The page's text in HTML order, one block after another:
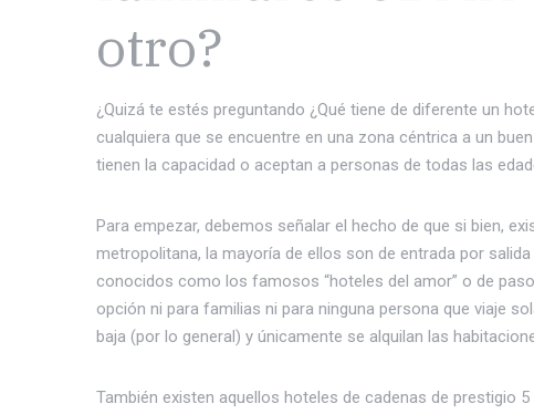
otro?
¿Quizá te estés preguntando ¿Qué tiene de diferente un
cualquiera que se encuentre en una zona céntrica a un
tienen la capacidad o aceptan a personas de todas las
Para empezar, debemos señalar el hecho de que si bien,
metropolitana, la mayoría de ellos son de entrada por
conocidos como los famosos “hoteles del amor” o de
opción ni para familias ni para ninguna persona que viaje
baja (por lo general) y únicamente se alquilan las
También existen aquellos hoteles de cadenas de prestigio